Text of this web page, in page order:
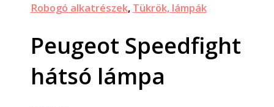
Robogó alkatrészek, Tükrök, lámpák
Peugeot Speedfight
hátsó lámpa